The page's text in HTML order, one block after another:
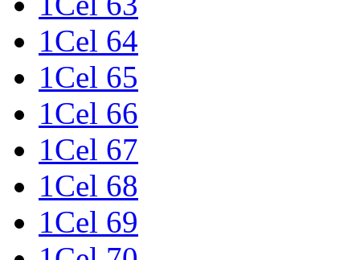
1Cel 64
1Cel 65
1Cel 66
1Cel 67
1Cel 68
1Cel 69